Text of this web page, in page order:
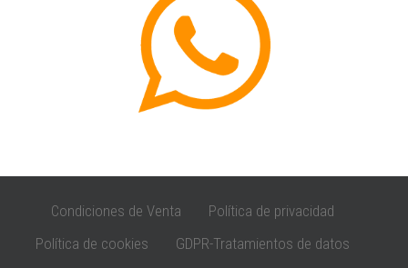
Condiciones de Venta
Política de privacidad
Política de cookies
GDPR-Tratamientos de datos